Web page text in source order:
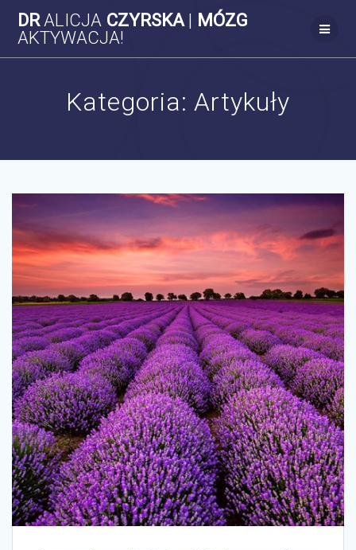
to
DRALICJA CZYRSKA | MÓZG
AKTYWACJA!
Kategoria:Artykuły